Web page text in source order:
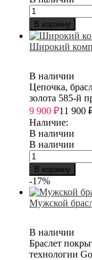
В корзину
Широкий
В наличии
Цепочка,
золота 585-й
9 900 ₽11 900
Наличие:
В наличии
В наличии
В корзину
-17%
Мужской
В наличии
Браслет
технологии